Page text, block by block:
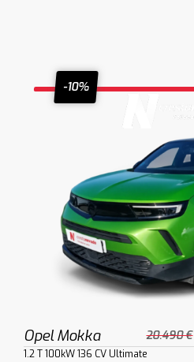
-10%
Opel Mokka 20.490 €
1.2 T 100kW 136 CV Ultimate